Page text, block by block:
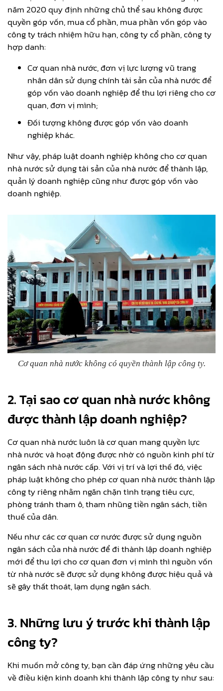
năm 2020 quy định những chủ thể sau không được
quyền góp vốn, mua cổ phần, mua phần vốn góp vào
công ty trách nhiệm hữu hạn, công ty cổ phần, công ty
hợp danh:
Cơ quan nhà nước, đơn vị lực lượng vũ trang
nhân dân sử dụng chính tài sản của nhà nước để
góp vốn vào doanh nghiệp để thu lợi riêng cho cơ
quan, đơn vị mình;
Đối tượng không được góp vốn vào doanh
nghiệp khác.
Như vậy, pháp luật doanh nghiệp không cho cơ quan
nhà nước sử dụng tài sản của nhà nước để thành lập,
quản lý doanh nghiệp cũng như được góp vốn vào
doanh nghiệp.
Cơ quan nhà nước không có quyền thành lập công ty.
2.Tại sao cơ quan nhà nước không
được thành lập doanh nghiệp?
Cơ quan nhà nước luôn là cơ quan mang quyền lực
nhà nước và hoạt động được nhờ có nguồn kinh phí từ
ngân sách nhà nước cấp. Với vị trí và lợi thế đó, việc
pháp luật không cho phép cơ quan nhà nước thành lập
công ty riêng nhằm ngăn chặn tình trạng tiêu cực,
phòng tránh tham ô, tham nhũng tiền ngân sách, tiền
thuế của dân.
Nếu như các cơ quan cơ nước được sử dụng nguồn
ngân sách của nhà nước để đi thành lập doanh nghiệp
mới để thu lợi cho cơ quan đơn vị mình thì nguồn vốn
từ nhà nước sẽ được sử dụng không được hiệu quả và
sẽ gây thất thoát, lạm dụng ngân sách.
3. Những lưu ý trước khi thành lập
công ty?
Khi muốn mở công ty, bạn cần đáp ứng những yêu cầu
về điều kiện kinh doanh khi thành lập công ty như sau: